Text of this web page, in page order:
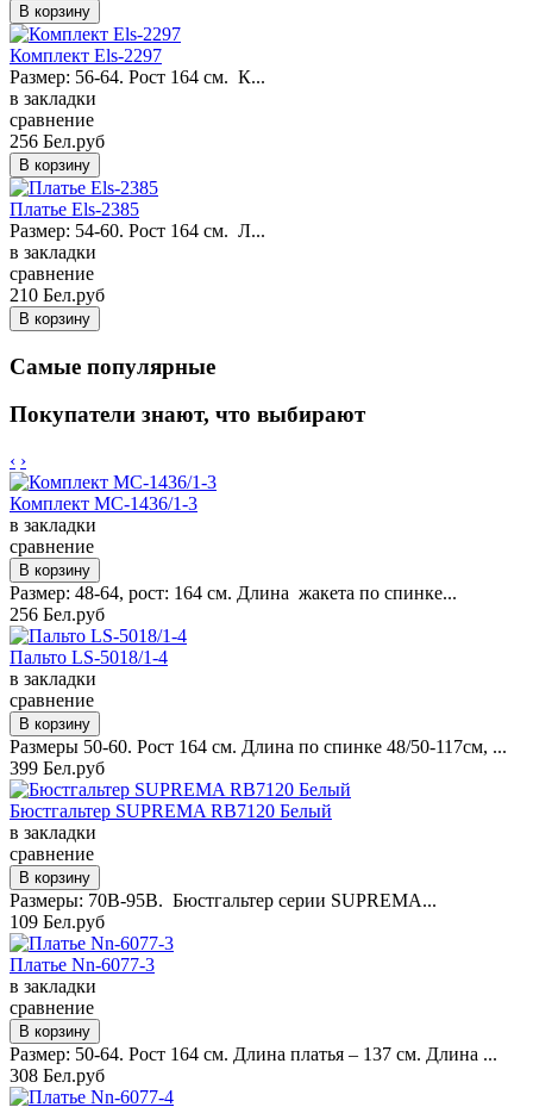
Комплект Els-2297
Размер: 56-64. Рост 164 см. К...
в закладки
сравнение
256 Бел.руб
Платье Els-2385
Размер: 54-60. Рост 164 см. Л...
в закладки
сравнение
210 Бел.руб
Самые популярные
Покупатели знают, что выбирают
‹ ›
Комплект MC-1436/1-3
в закладки
сравнение
Размер: 48-64, рост: 164 см. Длина жакета по спинке...
256 Бел.руб
Пальто LS-5018/1-4
в закладки
сравнение
Размеры 50-60. Рост 164 см. Длина по спинке 48/50-117см, ...
399 Бел.руб
Бюстгальтер SUPREMA RB7120 Белый
в закладки
сравнение
Размеры: 70B-95B. Бюстгальтер серии SUPREMA...
109 Бел.руб
Платье Nn-6077-3
в закладки
сравнение
Размер: 50-64. Рост 164 см. Длина платья – 137 см. Длина ...
308 Бел.руб